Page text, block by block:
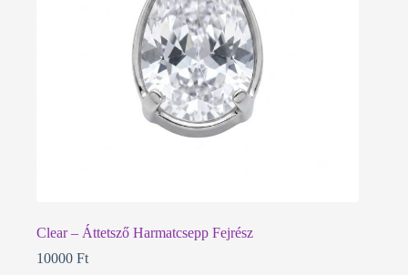
Clear – Áttetsző Harmatcsepp Fejrész
10000 Ft